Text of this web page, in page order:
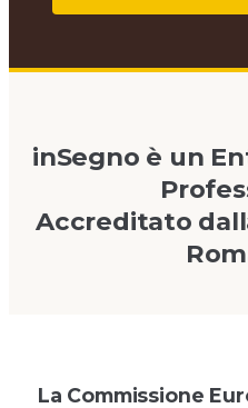
inSegno è un
Accreditato
La Commissione